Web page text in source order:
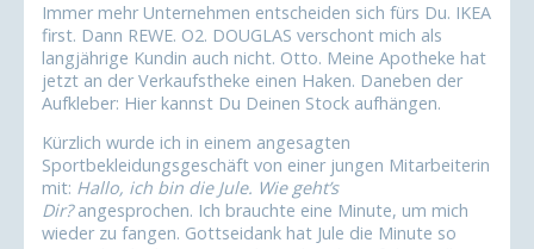
Immer mehr Unternehmen entscheiden sich fürs Du. IKEA
first. Dann REWE. O2. DOUGLAS verschont mich als
langjährige Kundin auch nicht. Otto. Meine Apotheke hat
jetzt an der Verkaufstheke einen Haken. Daneben der
Aufkleber: Hier kannst Du Deinen Stock aufhängen.
Kürzlich wurde ich in einem angesagten
Sportbekleidungsgeschäft von einer jungen Mitarbeiterin
mit: Hallo, ich bin die Jule. Wie geht’s
Dir?angesprochen. Ich brauchte eine Minute, um mich
wieder zu fangen. Gottseidank hat Jule die Minute so